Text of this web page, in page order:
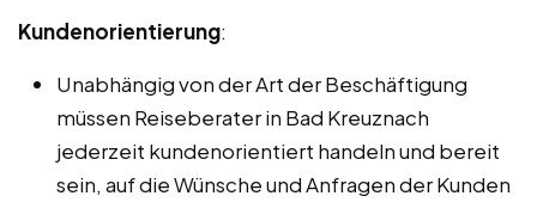
Kundenorientierung:
Unabhängig von der Art der Beschäftigung
müssen Reiseberater in Bad Kreuznach
jederzeit kundenorientiert handeln und bereit
sein, auf die Wünsche und Anfragen der Kunden